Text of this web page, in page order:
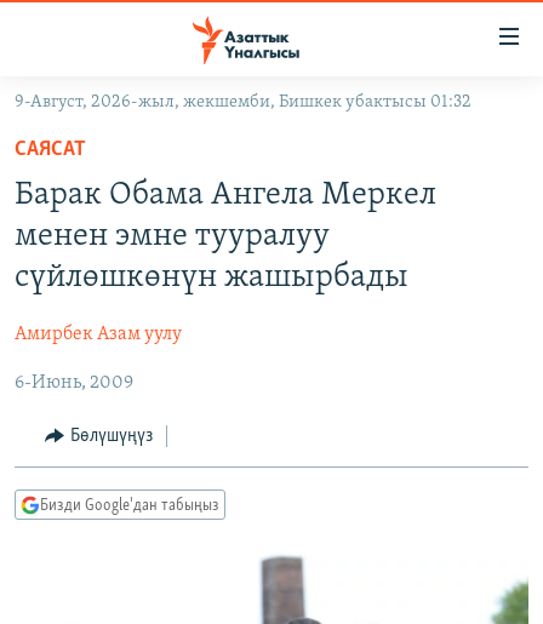
Навигацияга
өтүңүз
Издөөгө
салыңыз
КЫРГЫЗСТАН
КЫРГЫЗСТАН
САЯСАТ
МАДАНИЯТ
ДҮЙНӨ
ДҮЙНӨ
УКРАИНА
ТВ ПРОГРАММАЛАР
БҮГҮН АЗАТТЫКТА
ЭКСПЕРТТЕР ТАЛДАЙТ
ДАНИСТЕ
ПОДКАСТ
ӨЗГӨЧӨ ПИКИР
Русский
9-Август, 2026-жыл, жекшемби, Бишкек убактысы 01:32
САЯСАТ
Барак Обама Ангела Меркел
менен эмне тууралуу
сүйлөшкөнүн жашырбады
Амирбек Азам уулу
6-Июнь, 2009
Бөлүшүңүз
Бизди Google'дан табыңыз